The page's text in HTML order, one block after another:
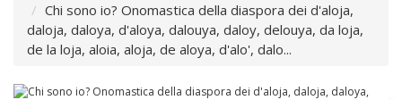
Chi sono io? Onomastica della diaspora dei d'aloja,
daloja, daloya, d'aloya, dalouya, daloy, delouya, da loja,
de la loja, aloia, aloja, de aloya, d'alo', dalo...